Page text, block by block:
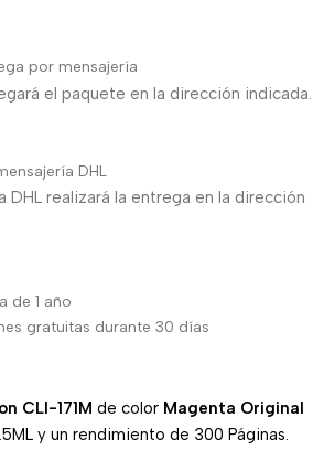
por mensajería
el paquete en la dirección indicada.
DHL
DHL realizará la entrega en la dirección
de 1 año
gratuitas durante 30 días
CLI-171M de color Magenta Original
y un rendimiento de 300 Páginas.